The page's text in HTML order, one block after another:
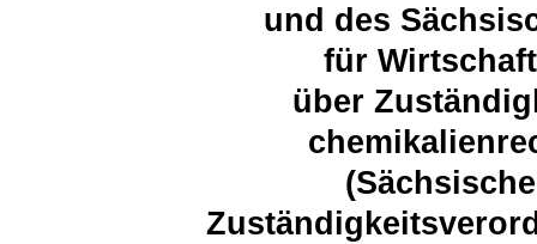
und des
für
über